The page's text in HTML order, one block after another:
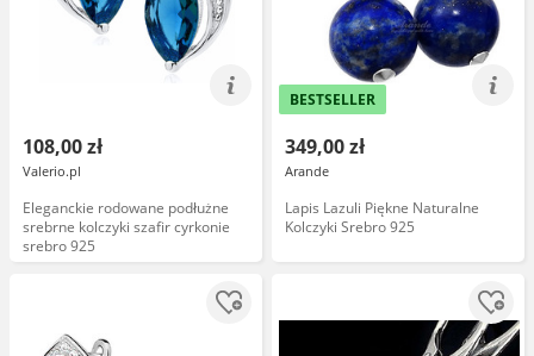
108,00 zł
Valerio.pl
Eleganckie rodowane podłużne
srebrne kolczyki szafir cyrkonie
srebro 925
BESTSELLER
349,00 zł
Arande
Lapis Lazuli Piękne Naturalne
Kolczyki Srebro 925